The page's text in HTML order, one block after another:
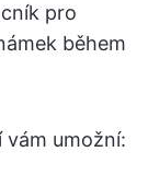
pro
během
umožní: